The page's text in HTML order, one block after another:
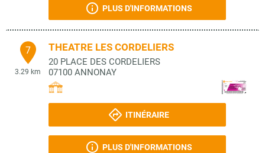
PLUS D'INFORMATIONS
7
3.29 km
THEATRE LES CORDELIERS
20 PLACE DES CORDELIERS
07100 ANNONAY
ITINÉRAIRE
PLUS D'INFORMATIONS